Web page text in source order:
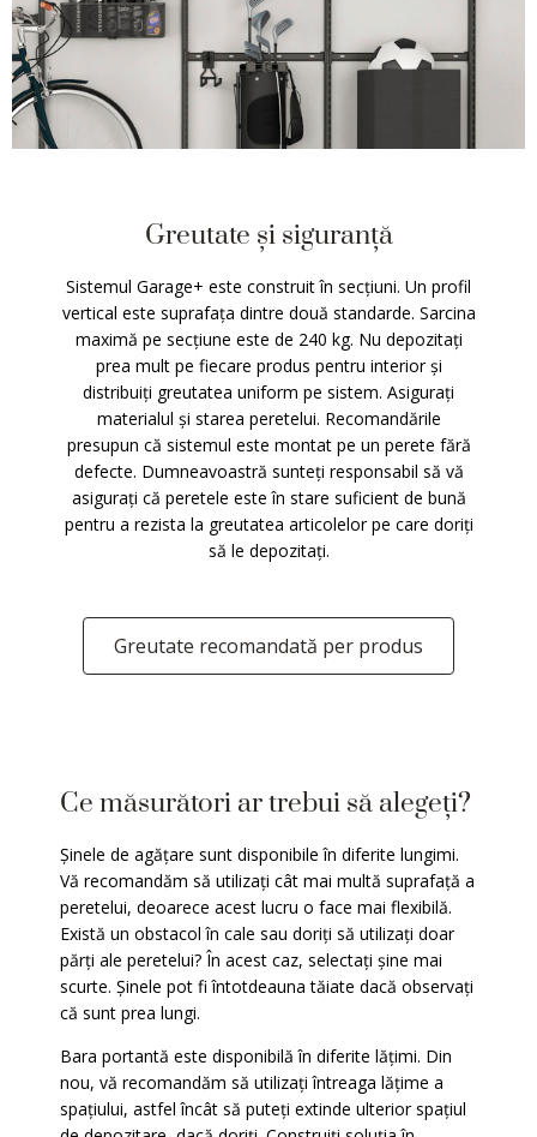
Greutate și siguranță
Sistemul Garage+ este construit în secțiuni. Un profil
vertical este suprafața dintre două standarde. Sarcina
maximă pe secțiune este de 240 kg. Nu depozitați
prea mult pe fiecare produs pentru interior și
distribuiți greutatea uniform pe sistem. Asigurați
materialul și starea peretelui. Recomandările
presupun că sistemul este montat pe un perete fără
defecte. Dumneavoastră sunteți responsabil să vă
asigurați că peretele este în stare suficient de bună
pentru a rezista la greutatea articolelor pe care doriți
să le depozitați.
Greutate recomandată per produs
Ce măsurători ar trebui să alegeți?
Șinele de agățare sunt disponibile în diferite lungimi.
Vă recomandăm să utilizați cât mai multă suprafață a
peretelui, deoarece acest lucru o face mai flexibilă.
Există un obstacol în cale sau doriți să utilizați doar
părți ale peretelui? În acest caz, selectați șine mai
scurte. Șinele pot fi întotdeauna tăiate dacă observați
că sunt prea lungi.
Bara portantă este disponibilă în diferite lățimi. Din
nou, vă recomandăm să utilizați întreaga lățime a
spațiului, astfel încât să puteți extinde ulterior spațiul